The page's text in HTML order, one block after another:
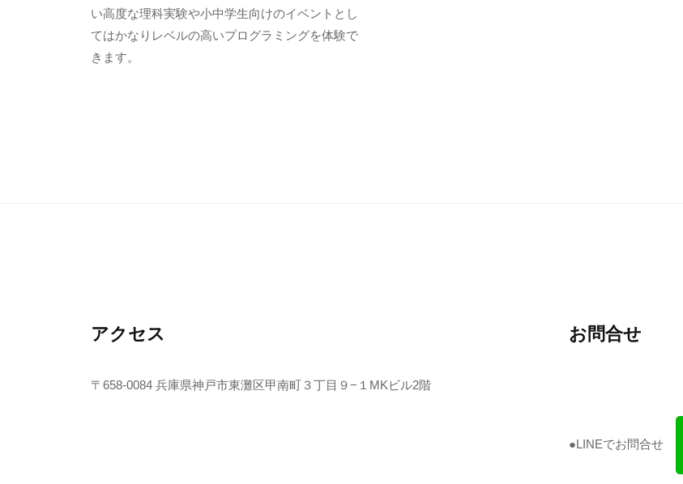
キ
イ
い高度な理科実験や小中学生向けのイベントとし
てはかなりレベルの高いプログラミングを体験で
きます。
アクセス
〒658-0084 兵庫県神戸市東灘区甲南町３丁目９−１MKビル2階
お問合せ
●LINEでお問合せ